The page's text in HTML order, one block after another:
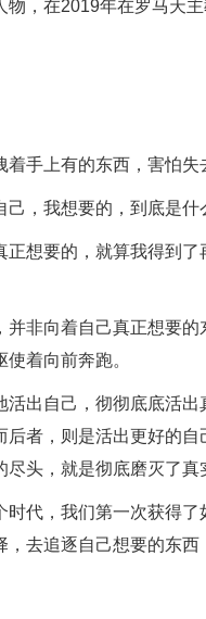
物，在2019年在罗马天
手上有的东西，害怕失
，我想要的，到底是什
正想要的，就算我得到了
并非向着自己真正想要的
着向前奔跑。
活出自己，彻彻底底活出
后者，则是活出更好的自
尽头，就是彻底磨灭了真
时代，我们第一次获得了
，去追逐自己想要的东西